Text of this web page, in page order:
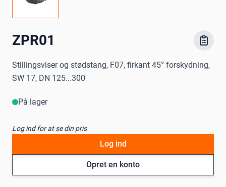
ZPR01
Stillingsviser og stødstang, F07, firkant 45° forskydning,
SW 17, DN 125...300
På lager
Log ind for at se din pris
Opret en konto
Log ind